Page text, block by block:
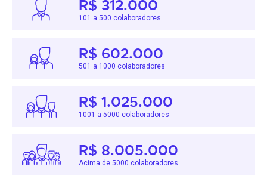
R$ 312.000
101 a 500 colaboradores
R$ 602.000
501 a 1000 colaboradores
R$ 1.025.000
1001 a 5000 colaboradores
R$ 8.005.000
Acima de 5000 colaboradores